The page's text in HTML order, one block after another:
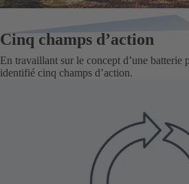
Cinq champs d’action
En travaillant sur le concept d’une batterie
identifié cinq champs d’action.